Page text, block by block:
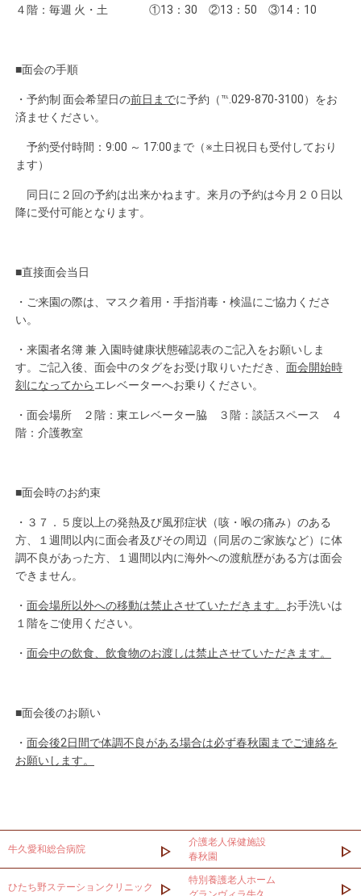
４階：毎週 火・土 ①13：30 ②13：50 ③14：10
■面会の手順
・予約制 面会希望日の前日までに予約（℡.029-870-3100）をお
済ませください。
予約受付時間：9:00 ～ 17:00まで（※土日祝日も受付しており
ます）
同日に２回の予約は出来かねます。来月の予約は今月２０日以
降に受付可能となります。
■直接面会当日
・ご来園の際は、マスク着用・手指消毒・検温にご協力くださ
い。
・来園者名簿 兼 入園時健康状態確認表のご記入をお願いしま
す。ご記入後、面会中のタグをお受け取りいただき、 面会開始時
刻になってからエレベーターへお乗りください。
・面会場所 ２階：東エレベーター脇 ３階：談話スペース ４
階：介護教室
■面会時のお約束
・３７．５度以上の発熱及び風邪症状（咳・喉の痛み）のある
方、１週間以内に面会者及びその周辺（同居のご家族など）に体
調不良があった方、１週間以内に海外への渡航歴がある方は面会
できません。
・ 面会場所以外への移動は禁止させていただきます。 お手洗いは
１階をご使用ください。
・ 面会中の飲食、飲食物のお渡しは禁止させていただきます。
■面会後のお願い
・ 面会後2日間で体調不良がある場合は必ず春秋園までご連絡を
お願いします。
牛久愛和総合病院
介護老人保健施設
春秋園
ひたち野ステーションクリニック
特別養護老人ホーム